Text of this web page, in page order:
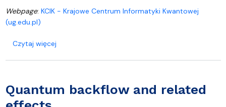
Webpage: KCIK - Krajowe Centrum Informatyki Kwantowej
(ug.edu.pl)
Czytaj więcejo "Current Trends in Quantum Information" -KCIK
Quantum backflow and related